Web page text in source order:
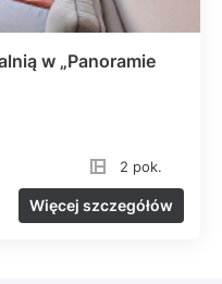
w „Panoramie
2 pok.
Więcej szczegółów